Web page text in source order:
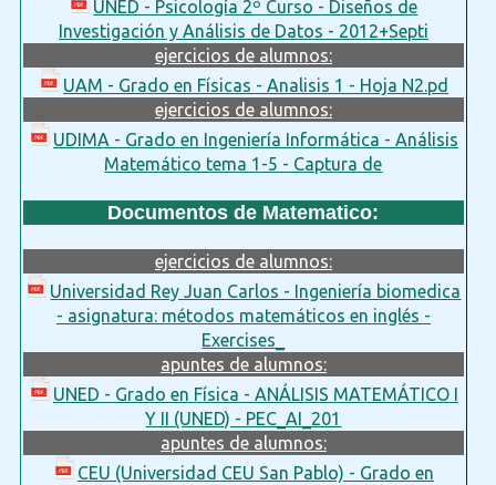
UNED - Psicología 2º Curso - Diseños de
Investigación y Análisis de Datos - 2012+Septi
ejercicios de alumnos:
UAM - Grado en Físicas - Analisis 1 - Hoja N2.pd
ejercicios de alumnos:
UDIMA - Grado en Ingeniería Informática - Análisis
Matemático tema 1-5 - Captura de
Documentos de Matematico:
ejercicios de alumnos:
Universidad Rey Juan Carlos - Ingeniería biomedica
- asignatura: métodos matemáticos en inglés -
Exercises_
apuntes de alumnos:
UNED - Grado en Física - ANÁLISIS MATEMÁTICO I
Y II (UNED) - PEC_AI_201
apuntes de alumnos:
CEU (Universidad CEU San Pablo) - Grado en